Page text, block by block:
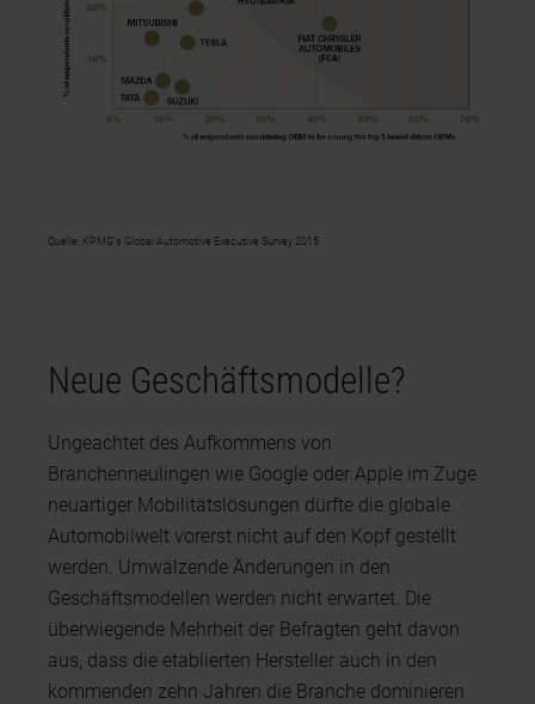
Quelle: KPMG's Global Automotive Executive Survey 2015
Neue Geschäftsmodelle?
Ungeachtet des Aufkommens von
Branchenneulingen wie Google oder Apple im Zuge
neuartiger Mobilitätslösungen dürfte die globale
Automobilwelt vorerst nicht auf den Kopf gestellt
werden. Umwälzende Änderungen in den
Geschäftsmodellen werden nicht erwartet. Die
überwiegende Mehrheit der Befragten geht davon
aus, dass die etablierten Hersteller auch in den
kommenden zehn Jahren die Branche dominieren